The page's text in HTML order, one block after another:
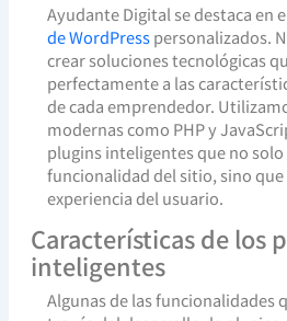
Ayudante Digital se destaca en
de WordPresspersonalizados.
crear soluciones tecnológicas
perfectamente a las
de cada emprendedor.
modernas como PHP y
plugins inteligentes que no
funcionalidad del sitio, sino
experiencia del usuario.
Características de los
inteligentes
Algunas de las funcionalidades